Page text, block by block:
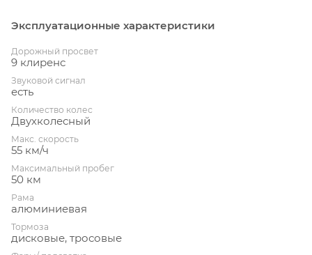
Эксплуатационные характеристики
Дорожный просвет
9 клиренс
Звуковой сигнал
есть
Количество колес
Двухколесный
Макс. скорость
55 км/ч
Максимальный пробег
50 км
Рама
алюминиевая
Тормоза
дисковые, тросовые